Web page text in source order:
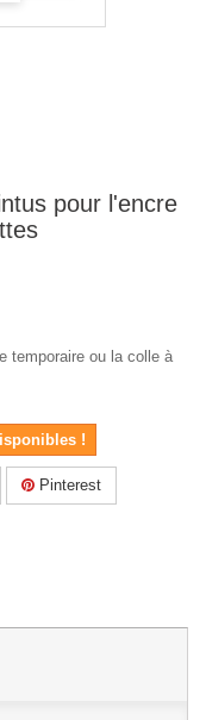
pour l'encre
temporaire ou la colle à
!
Pinterest